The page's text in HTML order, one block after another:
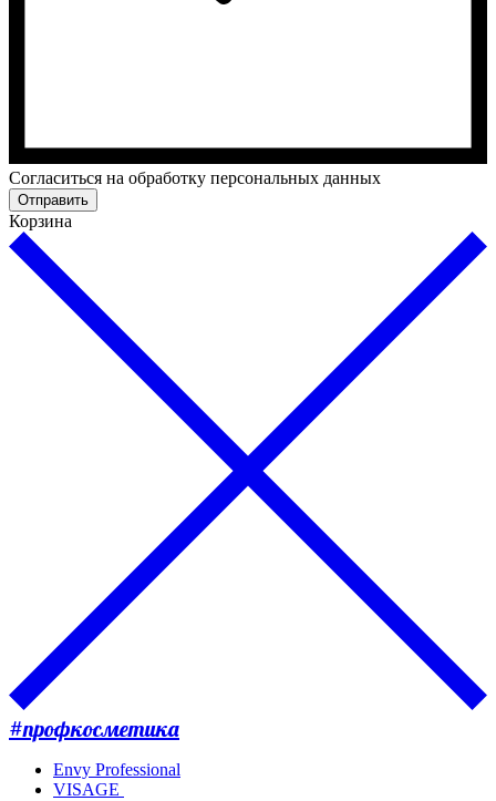
Cогласиться на обработку персональных данных
Отправить
Корзина
#профкосметика
Envy Professional
VISAGE